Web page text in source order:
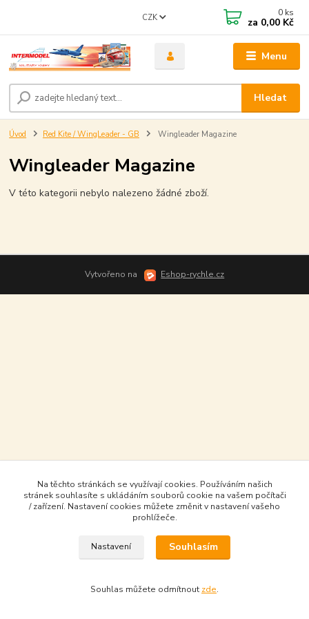
Menu
CZK
Hledat
0 ks
za 0,00 Kč
Úvod Red Kite / WingLeader - GB Wingleader Magazine
Wingleader Magazine
V této kategorii nebylo nalezeno žádné zboží.
Vytvořeno na Eshop-rychle.cz
Na těchto stránkách se využívají cookies. Používáním našich
stránek souhlasíte s ukládáním souborů cookie na vašem počítači
/ zařízení. Nastavení cookies můžete změnit v nastavení vašeho
prohlížeče.
Nastavení Souhlasím
Souhlas můžete odmítnout zde.